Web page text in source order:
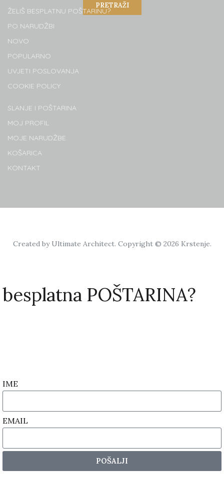
PRETRAŽI
ŽELIŠ BESPLATNU POŠTARINU?
PO NARUDŽBI
NOVO
POPULARNO
UVJETI POSLOVANJA
COOKIE POLICY
SLANJE I POŠTARINA
MOJ PROFIL
MOJE NARUDŽBE
KOŠARICA
KONTAKT
Created by Ultimate Architect. Copyright © 2026 Krstenje.
besplatna POŠTARINA?
IME
EMAIL
POŠALJI